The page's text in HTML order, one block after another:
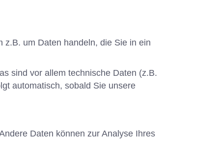
z.B. um Daten handeln, die Sie in ein
sind vor allem technische Daten (z.B.
automatisch, sobald Sie unsere
Daten können zur Analyse Ihres